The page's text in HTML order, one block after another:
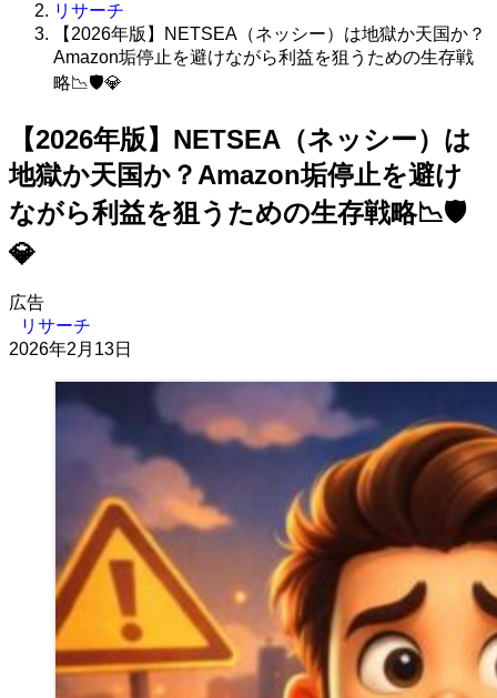
リサーチ
【2026年版】NETSEA（ネッシー）は地獄か天国か？
Amazon垢停止を避けながら利益を狙うための生存戦
略📉🛡️💎
【2026年版】NETSEA（ネッシー）は
地獄か天国か？Amazon垢停止を避け
ながら利益を狙うための生存戦略📉🛡️
💎
広告
リサーチ
2026年2月13日